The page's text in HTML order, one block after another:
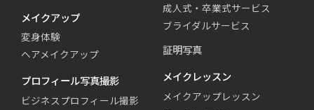
メイクアップ
変身体験
ヘアメイクアップ
プロフィール写真撮影
ビジネスプロフィール撮影
成人式・卒業式サービス
ブライダルサービス
証明写真
メイクレッスン
メイクアップレッスン